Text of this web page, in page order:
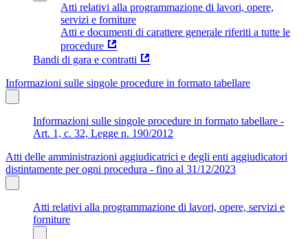
Atti relativi alla programmazione di lavori, opere,
servizi e forniture
Atti e documenti di carattere generale riferiti a tutte le
procedure
Bandi di gara e contratti
Informazioni sulle singole procedure in formato tabellare
Informazioni sulle singole procedure in formato tabellare -
Art. 1, c. 32, Legge n. 190/2012
Atti delle amministrazioni aggiudicatrici e degli enti aggiudicatori
distintamente per ogni procedura - fino al 31/12/2023
Atti relativi alla programmazione di lavori, opere, servizi e
forniture